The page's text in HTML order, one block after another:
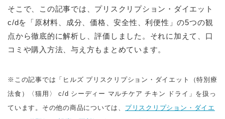
そこで、この記事では、プリスクリプション・ダイエット
c/dを「原材料、成分、価格、安全性、利便性」の5つの観
点から徹底的に解析し、評価しました。それに加えて、口
コミや購入方法、与え方もまとめています。
※この記事では「ヒルズ プリスクリプション・ダイエット（特別療
法食）〈猫用〉 c/d シーディー マルチケア チキン ドライ」を扱っ
ています。その他の商品については、 プリスクリプション・ダイエ